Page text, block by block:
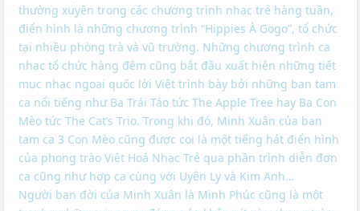
thường xuyên trong các chương trình nhạc trẻ hàng tuần,
điển hình là những chương trình “Hippies À Gogo”, tổ chức
tại nhiều phòng trà và vũ trường. Những chương trình ca
nhạc tổ chức hàng đêm cũng bắt đầu xuất hiện những tiết
mục nhạc ngoại quốc lời Việt trình bày bởi những ban tam
ca nổi tiếng như Ba Trái Táo tức The Apple Tree hay Ba Con
Mèo tức The Cat’s Trio. Trong khi đó, Minh Xuân của ban
tam ca 3 Con Mèo cũng được coi là một tiếng hát điển hình
của phong trào Việt Hoá Nhạc Trẻ qua phần trình diễn đơn
ca cũng như hợp ca cùng với Uyên Ly và Kim Anh…
Người bạn đời của Minh Xuân là Minh Phúc cũng là một